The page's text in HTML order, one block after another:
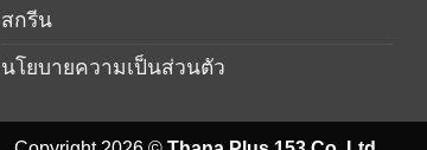
สกรีน
นโยบายความเป็นส่วนตัว